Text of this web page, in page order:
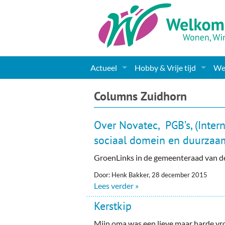
Actueel
Nieuws
Gemeente informatie
Dorpen
Woningaanbod
Columns & Redactioneel
Hobby & Vrije tijd
Sport
Kunst
Muziek
Toerisme & Musea
Columns Zuidhorn
Over Novatec, PGB’s,
sociaal domein en
GroenLinks in de gemeenteraad van
Door: Henk Bakker, 28 december 2015
Lees verder »
Kerstkip